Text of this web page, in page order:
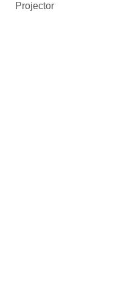
Projector